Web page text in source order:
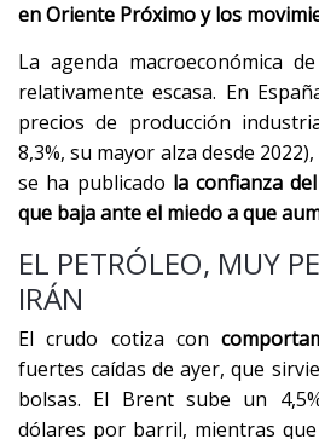
en Oriente Próximo y los
La agenda macroeconómica
relativamente escasa. En
precios de producción
8,3%, su mayor alza desde
se ha publicado la confianza
que baja ante el miedo a que
EL PETRÓLEO, MUY
IRÁN
El crudo cotiza con
fuertes caídas de ayer, que
bolsas. El Brent sube un
dólares por barril, mientras